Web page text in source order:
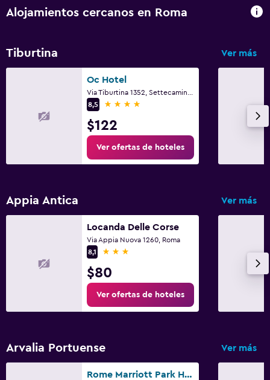
Cuna/cama nido disponibles
Alojamientos cercanos en Roma
Tiburtina Ver más
Oc Hotel
8,5
4 estrellas
$122
Ver ofertas de hoteles
Appia Antica Ver más
Locanda Delle Corse
Via Appia Nuova 1260, Roma
8,1
3 estrellas
$80
Ver ofertas de hoteles
Arvalia Portuense Ver más
Rome Marriott Park Hotel